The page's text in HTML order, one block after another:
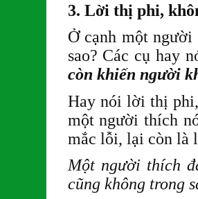
3. Lời thị phi,
Ở cạnh một
sao? Các cụ hay
còn khiến người
Hay nói lời thị
một người thích
mắc lỗi, lại còn là
Một người thích
cũng không trong